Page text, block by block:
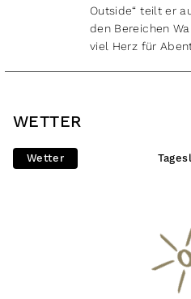
Outside“ teilt er
den Bereichen
viel Herz für
WETTER
Wetter